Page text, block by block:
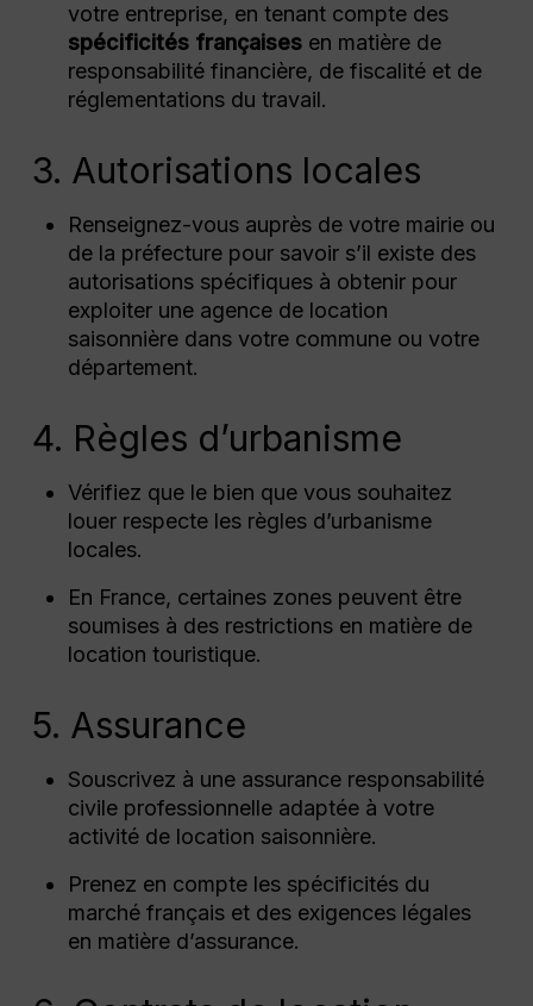
votre entreprise, en tenant compte des
spécificités françaises en matière de
responsabilité financière, de fiscalité et de
réglementations du travail.
3. Autorisations locales
Renseignez-vous auprès de votre mairie ou
de la préfecture pour savoir s’il existe des
autorisations spécifiques à obtenir pour
exploiter une agence de location
saisonnière dans votre commune ou votre
département.
4. Règles d’urbanisme
Vérifiez que le bien que vous souhaitez
louer respecte les règles d’urbanisme
locales.
En France, certaines zones peuvent être
soumises à des restrictions en matière de
location touristique.
5. Assurance
Souscrivez à une assurance responsabilité
civile professionnelle adaptée à votre
activité de location saisonnière.
Prenez en compte les spécificités du
marché français et des exigences légales
en matière d’assurance.